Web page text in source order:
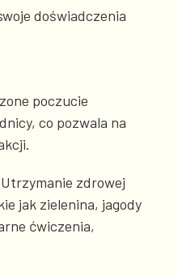
doświadczenia
poczucie
co pozwala na
zdrowej
jak zielenina, jagody
ćwiczenia,